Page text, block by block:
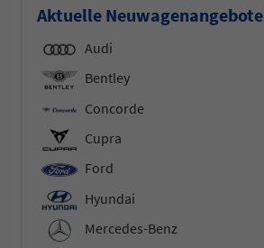
Aktuelle Neuwagenangebote
Audi
Bentley
Concorde
Cupra
Ford
Hyundai
Mercedes-Benz